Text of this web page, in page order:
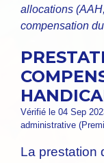
allocations
compensation
Vérifié le 04 Sep
administrative
La prestation